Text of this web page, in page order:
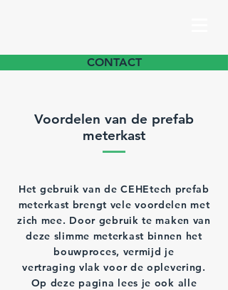
CONTACT
Voordelen van de prefab
meterkast
Het gebruik van de CEHEtech prefab
meterkast brengt vele voordelen met
zich mee. Door gebruik te maken van
deze slimme meterkast binnen het
bouwproces, vermijd je
vertraging vlak voor de oplevering.
Op deze pagina lees je ook alle